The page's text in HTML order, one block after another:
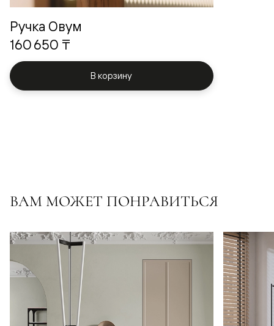
Ручка Овум
160 650 ₸
В корзину
ВАМ МОЖЕТ ПОНРАВИТЬСЯ